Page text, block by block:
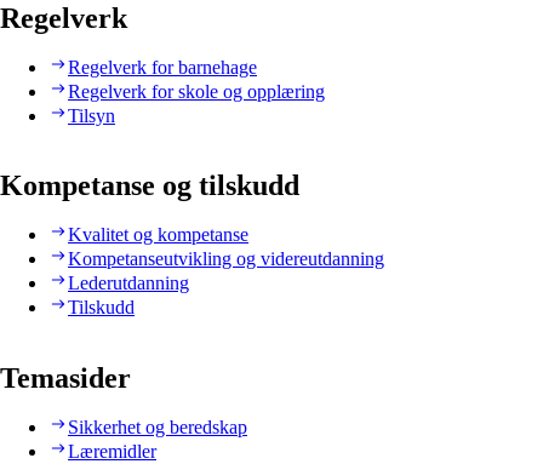
Regelverk
Regelverk for barnehage
Regelverk for skole og opplæring
Tilsyn
Kompetanse og tilskudd
Kvalitet og kompetanse
Kompetanseutvikling og videreutdanning
Lederutdanning
Tilskudd
Temasider
Sikkerhet og beredskap
Læremidler